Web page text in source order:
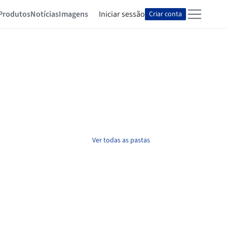
NotíciasImagens Iniciar sessão Criar conta
Ver todas as pastas